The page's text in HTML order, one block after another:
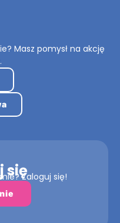
Masz pomysł na akcję
sięZaloguj się!